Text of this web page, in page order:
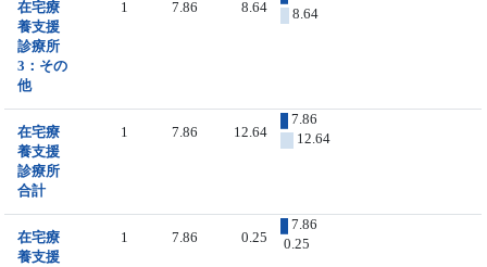
在宅療
養支援
診療所
3：その
他
1 7.86 8.64
8.64
在宅療
養支援
診療所
合計
1 7.86 12.64
7.86
12.64
在宅療
養支援
1 7.86 0.25
7.86
0.25